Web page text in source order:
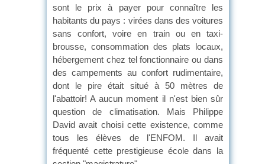
sont le prix à payer pour connaître les
habitants du pays : virées dans des voitures
sans confort, voire en train ou en taxi-
brousse, consommation des plats locaux,
hébergement chez tel fonctionnaire ou dans
des campements au confort rudimentaire,
dont le pire était situé à 50 mètres de
l'abattoir! A aucun moment il n'est bien sûr
question de climatisation. Mais Philippe
David avait choisi cette existence, comme
tous les élèves de l'ENFOM. Il avait
fréquenté cette prestigieuse école dans la